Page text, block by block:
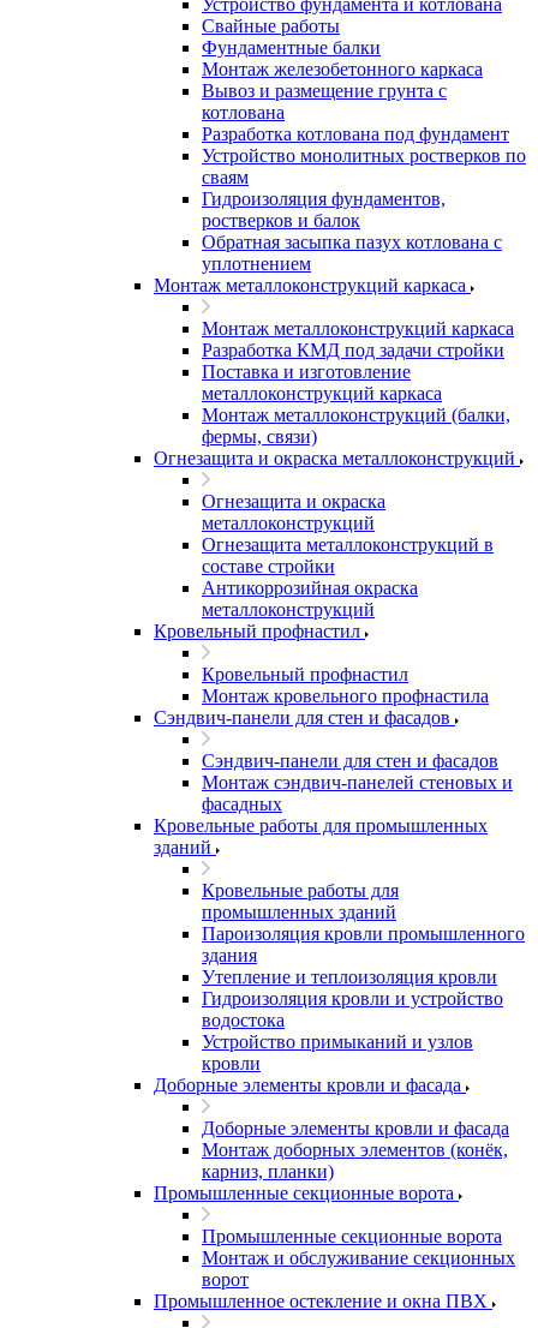
Устройство фундамента и котлована
Свайные работы
Фундаментные балки
Монтаж железобетонного каркаса
Вывоз и размещение грунта с
котлована
Разработка котлована под фундамент
Устройство монолитных ростверков по
сваям
Гидроизоляция фундаментов,
ростверков и балок
Обратная засыпка пазух котлована с
уплотнением
Монтаж металлоконструкций каркаса
Монтаж металлоконструкций каркаса
Разработка КМД под задачи стройки
Поставка и изготовление
металлоконструкций каркаса
Монтаж металлоконструкций (балки,
фермы, связи)
Огнезащита и окраска металлоконструкций
Огнезащита и окраска
металлоконструкций
Огнезащита металлоконструкций в
составе стройки
Антикоррозийная окраска
металлоконструкций
Кровельный профнастил
Кровельный профнастил
Монтаж кровельного профнастила
Сэндвич-панели для стен и фасадов
Сэндвич-панели для стен и фасадов
Монтаж сэндвич-панелей стеновых и
фасадных
Кровельные работы для промышленных
зданий
Кровельные работы для
промышленных зданий
Пароизоляция кровли промышленного
здания
Утепление и теплоизоляция кровли
Гидроизоляция кровли и устройство
водостока
Устройство примыканий и узлов
кровли
Доборные элементы кровли и фасада
Доборные элементы кровли и фасада
Монтаж доборных элементов (конёк,
карниз, планки)
Промышленные секционные ворота
Промышленные секционные ворота
Монтаж и обслуживание секционных
ворот
Промышленное остекление и окна ПВХ